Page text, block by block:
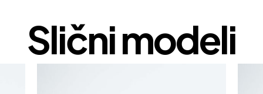
Slični modeli